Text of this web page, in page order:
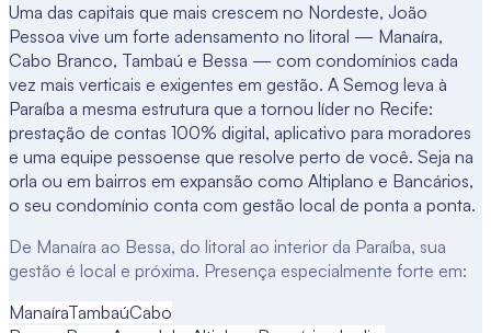
Uma das capitais que mais crescem no Nordeste, João
Pessoa vive um forte adensamento no litoral — Manaíra,
Cabo Branco, Tambaú e Bessa — com condomínios cada
vez mais verticais e exigentes em gestão. A Semog leva à
Paraíba a mesma estrutura que a tornou líder no Recife:
prestação de contas 100% digital, aplicativo para moradores
e uma equipe pessoense que resolve perto de você. Seja na
orla ou em bairros em expansão como Altiplano e Bancários,
o seu condomínio conta com gestão local de ponta a ponta.
De Manaíra ao Bessa, do litoral ao interior da Paraíba, sua
gestão é local e próxima. Presença especialmente forte em:
ManaíraTambaúCabo